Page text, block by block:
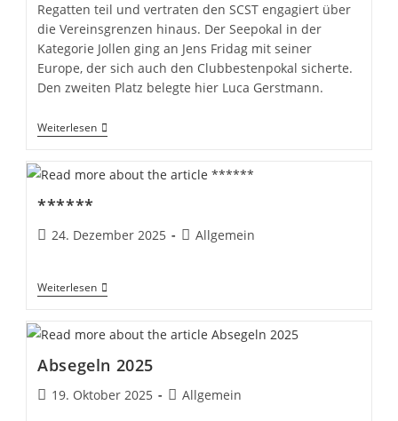
Regatten teil und vertraten den SCST engagiert über
die Vereinsgrenzen hinaus. Der Seepokal in der
Kategorie Jollen ging an Jens Fridag mit seiner
Europe, der sich auch den Clubbestenpokal sicherte.
Den zweiten Platz belegte hier Luca Gerstmann.
WeiterlesenMitgliederversammlung
2026
Rückblick
Und
******
Beitrag
24. Dezember 2025
Beitrags-
Allgemein
Weiterlesen******
Absegeln 2025
Beitrag
19. Oktober 2025
Beitrags-
Allgemein